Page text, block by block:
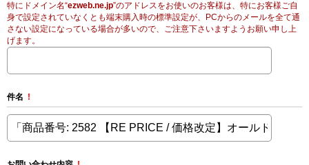
特にドメイン名“ezweb.ne.jp”のアドレスをお使いのお客様は、特にお客様ご自
身で設定されていなくとも端末購入時の標準設定が、PCからのメールを全て通
さない設定になっている場合が多いので、ご注意下さいますようお願い申し上
げます。
件名 !